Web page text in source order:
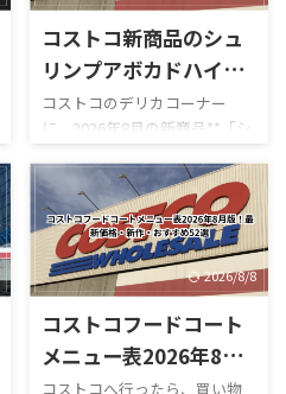
コストコ新商品のシュ
リンプアボカドハイロ
ーラー！2026年8月新
作のデリカお惣菜
コストコのデリカコーナー
に、2026年8月の新商品**「シ
ュリンプアボカドハイローラ
ー」**が登場しました。 コス
トコのハイローラーといえ
ば、ベーコン・レタス・トマ
トを使った定番の「ハイロー
ラー（B.L.T）」を思い浮かべ
る人が多いですが、今回の新
作はかなり豪華。 最大の特徴
は、名前の通りプリプリの海
2026/8/8
コストコフードコート
メニュー表2026年8月
版！最新価格・新作・
コストコへ行ったら、買い物